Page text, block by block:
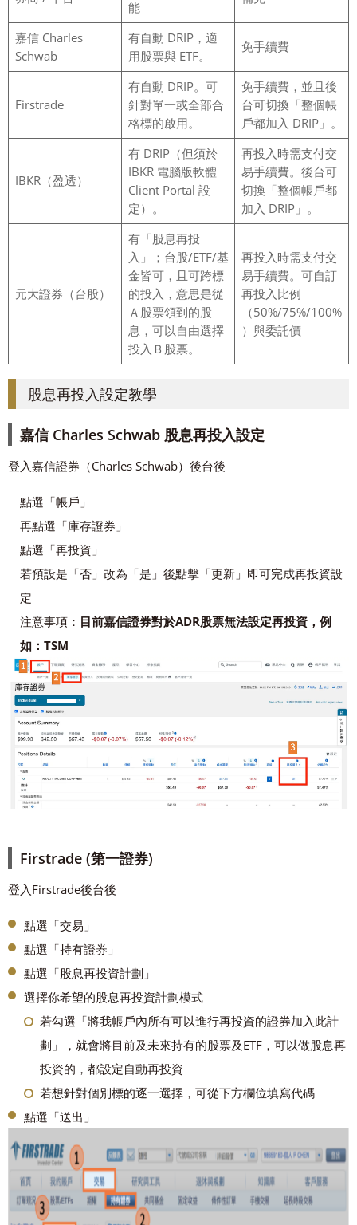
能
嘉信 Charles
Schwab
有自動 DRIP，適
用股票與 ETF。
免手續費
Firstrade
有自動 DRIP。可
針對單一或全部合
格標的啟用。
免手續費，並且後
台可切換「整個帳
戶都加入 DRIP」。
IBKR（盈透）
有 DRIP（但須於
IBKR 電腦版軟體
Client Portal 設
定）。
再投入時需支付交
易手續費。後台可
切換「整個帳戶都
加入 DRIP」。
元大證券（台股）
有「股息再投
入」；台股/ETF/基
金皆可，且可跨標
的投入，意思是從
Ａ股票領到的股
息，可以自由選擇
投入Ｂ股票。
再投入時需支付交
易手續費。可自訂
再投入比例
（50%/75%/100%
）與委託價
股息再投入設定教學
嘉信 Charles Schwab 股息再投入設定
登入嘉信證券（Charles Schwab）後台後
點選「帳戶」
再點選「庫存證券」
點選「再投資」
若預設是「否」改為「是」後點擊「更新」即可完成再投資設
定
注意事項： 目前嘉信證券對於ADR股票無法設定再投資，例
如：TSM
Firstrade (第一證券)
登入Firstrade後台後
點選「交易」
點選「持有證券」
點選「股息再投資計劃」
選擇你希望的股息再投資計劃模式
若勾選「將我帳戶內所有可以進行再投資的證券加入此計
劃」，就會將目前及未來持有的股票及ETF，可以做股息再
投資的，都設定自動再投資
若想針對個別標的逐一選擇，可從下方欄位填寫代碼
點選「送出」